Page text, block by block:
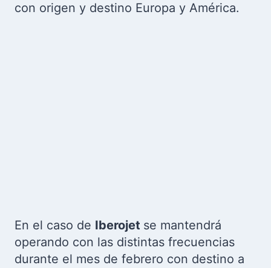
con origen y destino Europa y América.
En el caso de Iberojet se mantendrá
operando con las distintas frecuencias
durante el mes de febrero con destino a